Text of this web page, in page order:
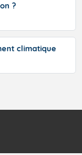
?
climatique